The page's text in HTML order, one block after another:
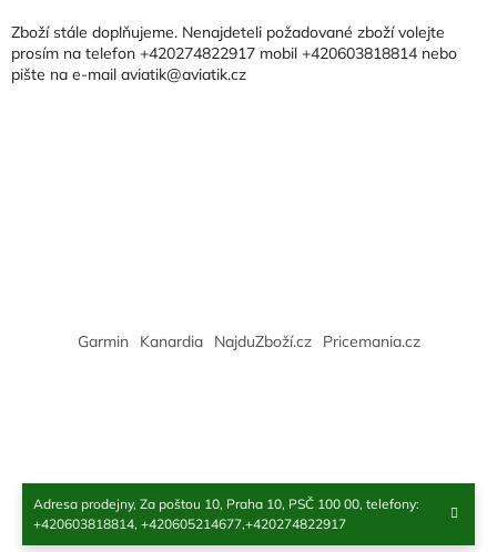
Adresa prodejny, Za poštou 10, Praha 10, PSČ 100 00, telefony:
+420603818814, +420605214677,+420274822917
aZboží stále doplňujeme. Nenajdeteli požadované zboží volejte
prosím na telefon +420274822917 mobil +420603818814 nebo
pište na e-mail aviatik@aviatik.cz
Garmin Kanardia NajduZboží.cz Pricemania.cz
Copyright 2026Aviatik. Všechna práva vyhrazena.